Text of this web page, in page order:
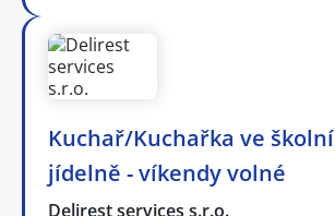
Kuchař/Kuchařka ve školní
jídelně - víkendy volné
Delirest services s.r.o.